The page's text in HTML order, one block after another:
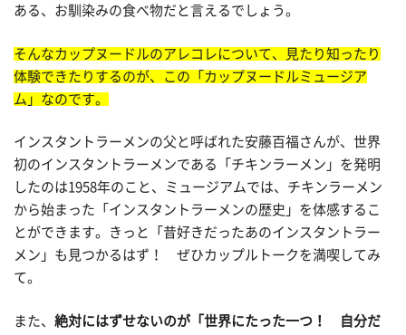
ある、お馴染みの食べ物だと言えるでしょう。
そんなカップヌードルのアレコレについて、見たり知ったり
体験できたりするのが、この「カップヌードルミュージア
ム」なのです。
インスタントラーメンの父と呼ばれた安藤百福さんが、世界
初のインスタントラーメンである「チキンラーメン」を発明
したのは1958年のこと、ミュージアムでは、チキンラーメン
から始まった「インスタントラーメンの歴史」を体感するこ
とができます。きっと「昔好きだったあのインスタントラー
メン」も見つかるはず！ ぜひカップルトークを満喫してみ
て。
また、 絶対にはずせないのが「世界にたった一つ！ 自分だ